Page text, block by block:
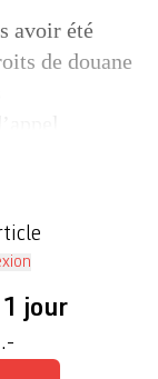
avoir été
de douane
1 jour